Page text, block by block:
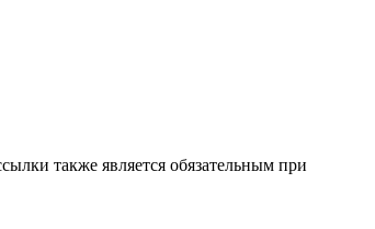
также является обязательным при